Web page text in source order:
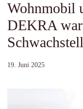
Wohnmobil
DEKRA
19. Juni 2025